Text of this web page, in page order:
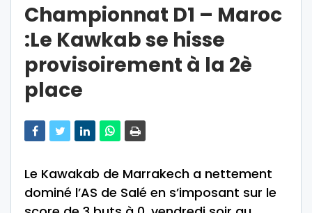
Championnat D1 – Maroc
:Le Kawkab se hisse
provisoirement à la 2è
place
Le Kawakab de Marrakech a nettement
dominé l’AS de Salé en s’imposant sur le